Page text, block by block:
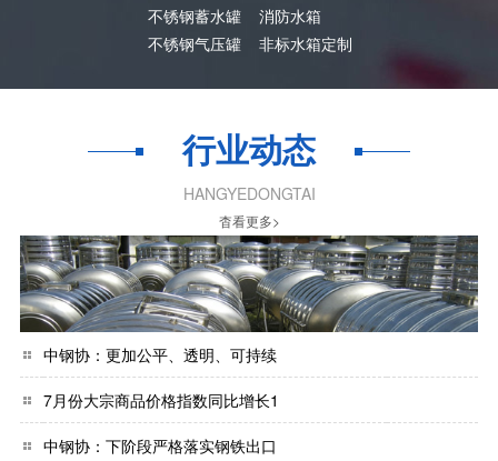
不锈钢蓄水罐
不锈钢气压罐
消防水箱
非标水箱定制
行业动态
HANGYEDONGTAI
杳看更多>
中钢协：更加公平、透明、可持续
7月份大宗商品价格指数同比增长1
中钢协：下阶段严格落实钢铁出口